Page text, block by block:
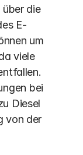
die
E-
um
viele
bei
Diesel
von der